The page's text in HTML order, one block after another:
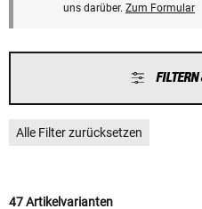
uns darüber. Zum Formular
FILTERN
Alle Filter zurücksetzen
47 Artikelvarianten